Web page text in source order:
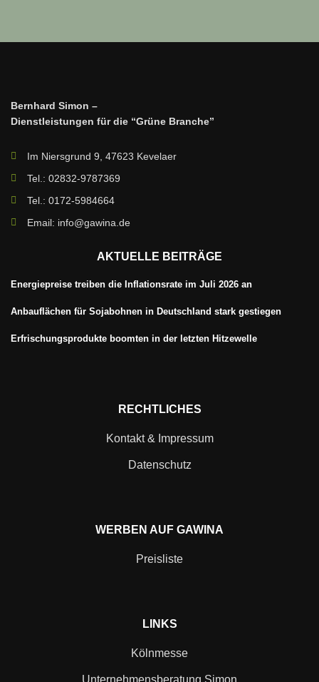
Bernhard Simon –
Dienstleistungen für die “Grüne Branche”
Im Niersgrund 9, 47623 Kevelaer
Tel.: 02832-9787369
Tel.: 0172-5984664
Email: info@gawina.de
AKTUELLE BEITRÄGE
Energiepreise treiben die Inflationsrate im Juli 2026 an
Anbauflächen für Sojabohnen in Deutschland stark gestiegen
Erfrischungsprodukte boomten in der letzten Hitzewelle
RECHTLICHES
Kontakt & Impressum
Datenschutz
WERBEN AUF GAWINA
Preisliste
LINKS
Kölnmesse